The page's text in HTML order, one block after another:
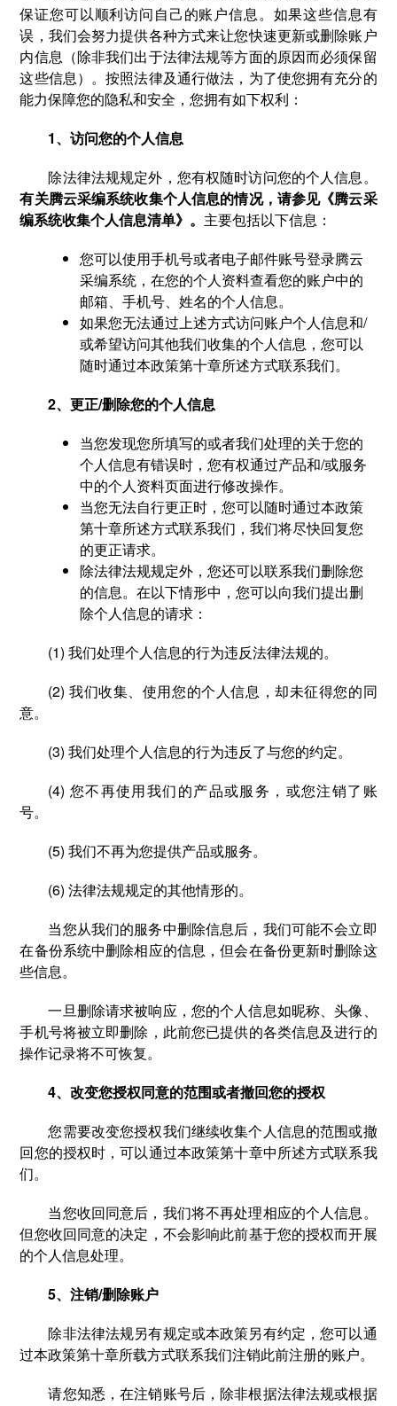
保证您可以顺利访问自己的账户信息。如果这些信息有
误，我们会努力提供各种方式来让您快速更新或删除账户
内信息（除非我们出于法律法规等方面的原因而必须保留
这些信息）。按照法律及通行做法，为了使您拥有充分的
能力保障您的隐私和安全，您拥有如下权利：
1、访问您的个人信息
除法律法规规定外，您有权随时访问您的个人信息。
有关腾云采编系统收集个人信息的情况，请参见《腾云采
编系统收集个人信息清单》。 主要包括以下信息：
您可以使用手机号或者电子邮件账号登录腾云
采编系统，在您的个人资料查看您的账户中的
邮箱、手机号、姓名的个人信息。
如果您无法通过上述方式访问账户个人信息和/
或希望访问其他我们收集的个人信息，您可以
随时通过本政策第十章所述方式联系我们。
2、更正/删除您的个人信息
当您发现您所填写的或者我们处理的关于您的
个人信息有错误时，您有权通过产品和/或服务
中的个人资料页面进行修改操作。
当您无法自行更正时，您可以随时通过本政策
第十章所述方式联系我们，我们将尽快回复您
的更正请求。
除法律法规规定外，您还可以联系我们删除您
的信息。在以下情形中，您可以向我们提出删
除个人信息的请求：
(1) 我们处理个人信息的行为违反法律法规的。
(2) 我们收集、使用您的个人信息，却未征得您的同
意。
(3) 我们处理个人信息的行为违反了与您的约定。
(4) 您不再使用我们的产品或服务，或您注销了账
号。
(5) 我们不再为您提供产品或服务。
(6) 法律法规规定的其他情形的。
当您从我们的服务中删除信息后，我们可能不会立即
在备份系统中删除相应的信息，但会在备份更新时删除这
些信息。
一旦删除请求被响应，您的个人信息如昵称、头像、
手机号将被立即删除，此前您已提供的各类信息及进行的
操作记录将不可恢复。
4、改变您授权同意的范围或者撤回您的授权
您需要改变您授权我们继续收集个人信息的范围或撤
回您的授权时，可以通过本政策第十章中所述方式联系我
们。
当您收回同意后，我们将不再处理相应的个人信息。
但您收回同意的决定，不会影响此前基于您的授权而开展
的个人信息处理。
5、注销/删除账户
除非法律法规另有规定或本政策另有约定，您可以通
过本政策第十章所载方式联系我们注销此前注册的账户。
请您知悉，在注销账号后，除非根据法律法规或根据